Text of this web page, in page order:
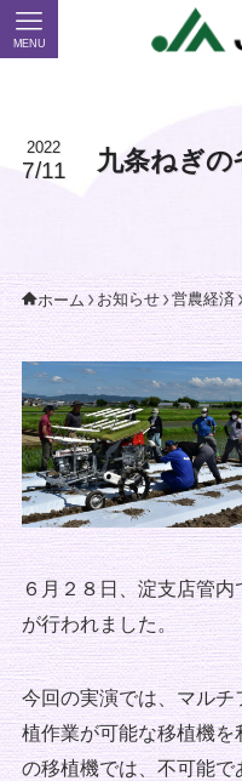
MENU
九条ねぎの
2022
7/11
ホーム お知らせ 営農経済
６月２８日、淀支店管
が行われました。
今回の実演では、マル
植作業が可能な移植機
の移植機では、不可能